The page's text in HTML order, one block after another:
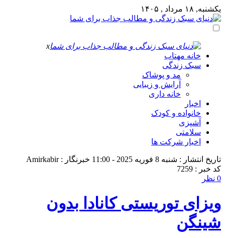
یکشنبه, ۱۸ مرداد , ۱۴۰۵
x
خانه مهتاب
سبک زندگی
مد و پوشاک
آرایش و زیبایی
خانه داری
اخبار
خانواده و کودک
آشپزی
سلامتی
اخبار شرکت ها
تاریخ انتشار : شنبه 8 فوریه 2025 - 11:00
خبرنگار : Amirkabir
کد خبر : 7259
0 نظر
ویزای توریستی کانادا بدون
شینگن